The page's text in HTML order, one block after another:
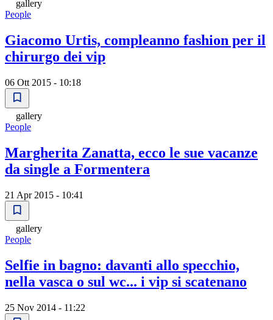
gallery
People
Giacomo Urtis, compleanno fashion per il
chirurgo dei vip
06 Ott 2015 - 10:18
gallery
People
Margherita Zanatta, ecco le sue vacanze
da single a Formentera
21 Apr 2015 - 10:41
gallery
People
Selfie in bagno: davanti allo specchio,
nella vasca o sul wc... i vip si scatenano
25 Nov 2014 - 11:22